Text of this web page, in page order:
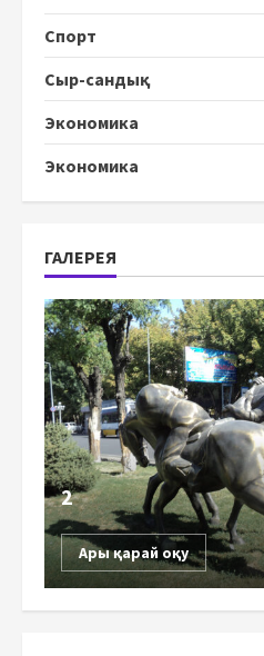
Спорт
Сыр-сандық
Экономика
Экономика
ГАЛЕРЕЯ
2
Ары қарай оқу